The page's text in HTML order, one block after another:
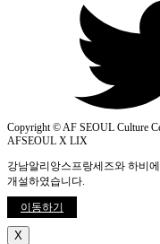
Copyright © AF SEOUL Culture
AFSEOUL X LIX
강남알리앙스프랑세즈와 하비
개설하였습니다.
이동하기
X